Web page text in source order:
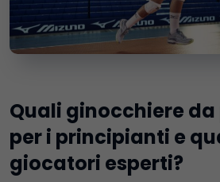
Quali ginocchiere
per i principianti e
giocatori esperti?